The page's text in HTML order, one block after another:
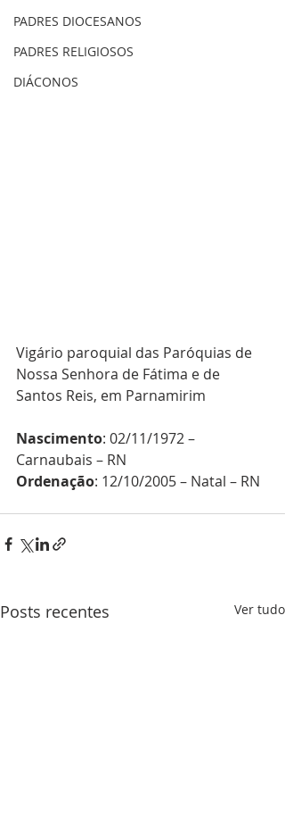
PADRES DIOCESANOS
PADRES RELIGIOSOS
DIÁCONOS
Vigário paroquial das Paróquias de
Nossa Senhora de Fátima e de
Santos Reis, em Parnamirim
Nascimento: 02/11/1972 –
Carnaubais – RN
Ordenação: 12/10/2005 – Natal – RN
Posts recentes Ver tudo